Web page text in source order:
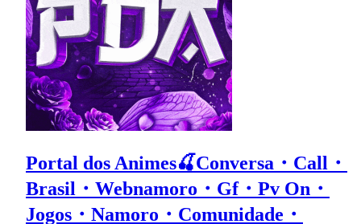
Portal dos Animes🍒Conversa・Call・
Brasil・Webnamoro・Gf・Pv On・
Jogos・Namoro・Comunidade・